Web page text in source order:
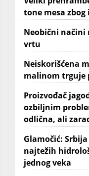
tone mesa
Neobični načini
vrtu
Neiskorišćena
malinom trguje
Proizvođač
ozbiljnim
odlična, ali
Glamočić:
najtežih
jednog veka